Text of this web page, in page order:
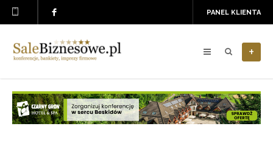
PANEL KLIENTA
+